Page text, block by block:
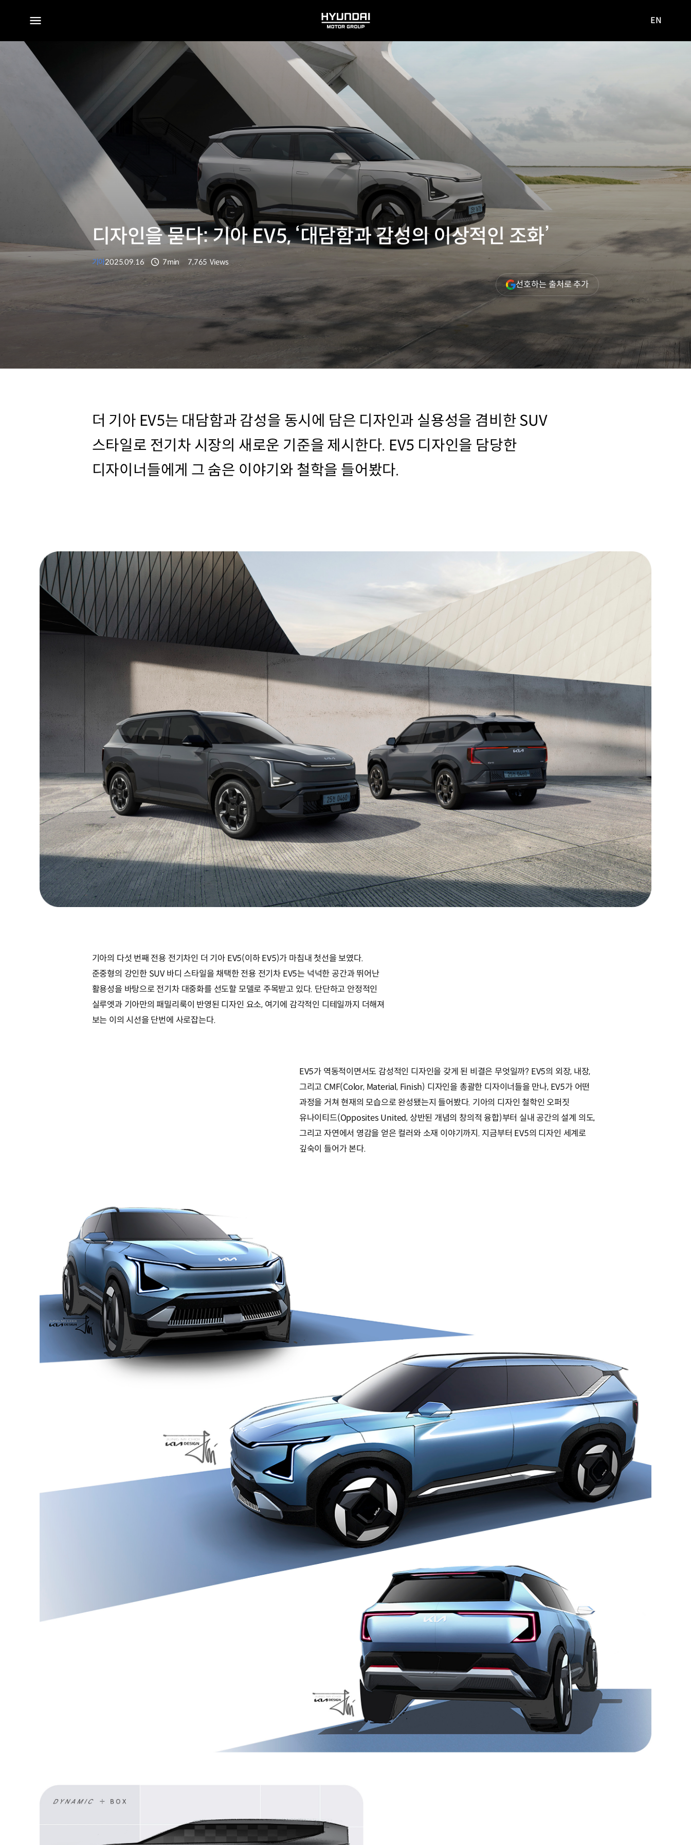
HYUNDAI
MOTOR
GROUP
사이트로
EN
디자인을 묻다: 기아 EV5, ‘대담함과 감성의 이상적인 조화’
기아2025.09.16 7min 7,765 Views
선호하는 출처로 추가(새
창
열림)
더 기아 EV5는 대담함과 감성을 동시에 담은 디자인과 실용성을 겸비한 SUV
스타일로 전기차 시장의 새로운 기준을 제시한다. EV5 디자인을 담당한
디자이너들에게 그 숨은 이야기와 철학을 들어봤다.
기아의 다섯 번째 전용 전기차인 더 기아 EV5(이하 EV5)가 마침내 첫선을 보였다.
준중형의 강인한 SUV 바디 스타일을 채택한 전용 전기차 EV5는 넉넉한 공간과 뛰어난
활용성을 바탕으로 전기차 대중화를 선도할 모델로 주목받고 있다. 단단하고 안정적인
실루엣과 기아만의 패밀리룩이 반영된 디자인 요소, 여기에 감각적인 디테일까지 더해져
보는 이의 시선을 단번에 사로잡는다.
EV5가 역동적이면서도 감성적인 디자인을 갖게 된 비결은 무엇일까? EV5의 외장, 내장,
그리고 CMF(Color, Material, Finish) 디자인을 총괄한 디자이너들을 만나, EV5가 어떤
과정을 거쳐 현재의 모습으로 완성됐는지 들어봤다. 기아의 디자인 철학인 오퍼짓
유나이티드(Opposites United, 상반된 개념의 창의적 융합)부터 실내 공간의 설계 의도,
그리고 자연에서 영감을 얻은 컬러와 소재 이야기까지. 지금부터 EV5의 디자인 세계로
깊숙이 들어가 본다.